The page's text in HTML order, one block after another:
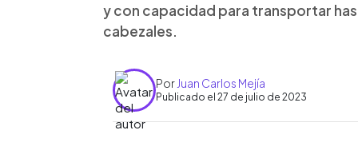
y con capacidad para transportar
cabezales.
Por Juan Carlos Mejía
Publicado el 27 de julio de 2023